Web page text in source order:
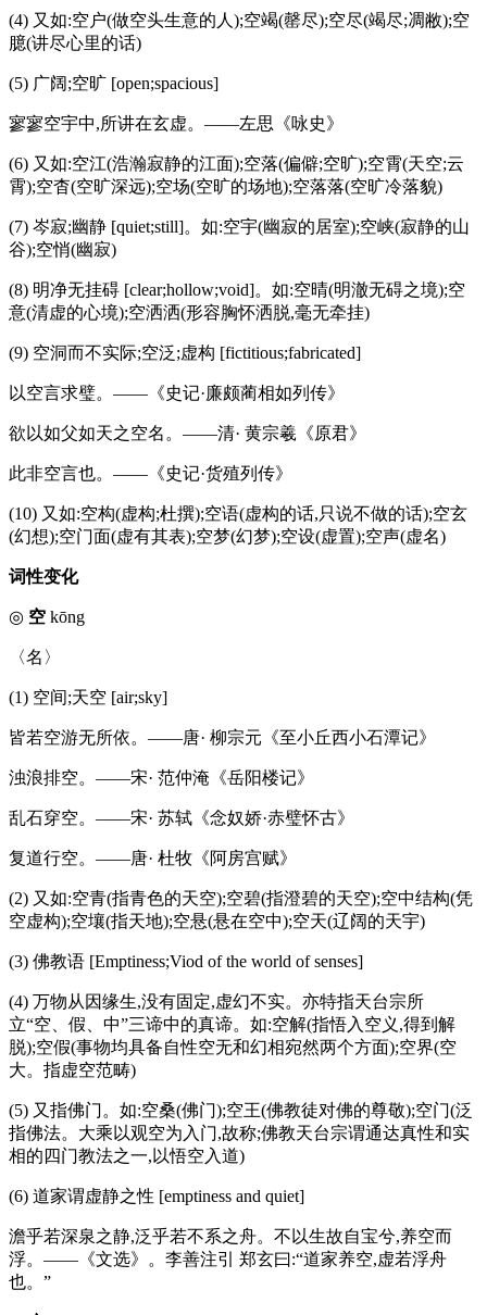
(4) 又如:空户(做空头生意的人);空竭(罄尽);空尽(竭尽;凋敝);空
臆(讲尽心里的话)
(5) 广阔;空旷 [open;spacious]
寥寥空宇中,所讲在玄虚。——左思《咏史》
(6) 又如:空江(浩瀚寂静的江面);空落(偏僻;空旷);空霄(天空;云
霄);空杳(空旷深远);空场(空旷的场地);空落落(空旷冷落貌)
(7) 岑寂;幽静 [quiet;still]。如:空宇(幽寂的居室);空峡(寂静的山
谷);空悄(幽寂)
(8) 明净无挂碍 [clear;hollow;void]。如:空晴(明澈无碍之境);空
意(清虚的心境);空洒洒(形容胸怀洒脱,毫无牵挂)
(9) 空洞而不实际;空泛;虚构 [fictitious;fabricated]
以空言求璧。——《史记·廉颇蔺相如列传》
欲以如父如天之空名。——清· 黄宗羲《原君》
此非空言也。——《史记·货殖列传》
(10) 又如:空构(虚构;杜撰);空语(虚构的话,只说不做的话);空玄
(幻想);空门面(虚有其表);空梦(幻梦);空设(虚置);空声(虚名)
词性变化
◎ 空 kōng
〈名〉
(1) 空间;天空 [air;sky]
皆若空游无所依。——唐· 柳宗元《至小丘西小石潭记》
浊浪排空。——宋· 范仲淹《岳阳楼记》
乱石穿空。——宋· 苏轼《念奴娇·赤璧怀古》
复道行空。——唐· 杜牧《阿房宫赋》
(2) 又如:空青(指青色的天空);空碧(指澄碧的天空);空中结构(凭
空虚构);空壤(指天地);空悬(悬在空中);空天(辽阔的天宇)
(3) 佛教语 [Emptiness;Viod of the world of senses]
(4) 万物从因缘生,没有固定,虚幻不实。亦特指天台宗所
立“空、假、中”三谛中的真谛。如:空解(指悟入空义,得到解
脱);空假(事物均具备自性空无和幻相宛然两个方面);空界(空
大。指虚空范畴)
(5) 又指佛门。如:空桑(佛门);空王(佛教徒对佛的尊敬);空门(泛
指佛法。大乘以观空为入门,故称;佛教天台宗谓通达真性和实
相的四门教法之一,以悟空入道)
(6) 道家谓虚静之性 [emptiness and quiet]
澹乎若深泉之静,泛乎若不系之舟。不以生故自宝兮,养空而
浮。——《文选》。李善注引 郑玄曰:“道家养空,虚若浮舟
也。”